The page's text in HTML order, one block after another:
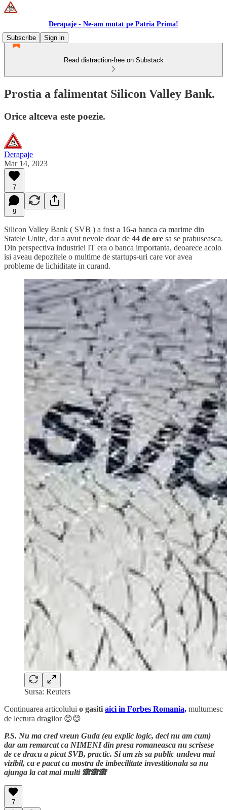
Derapaje - Ne-am mutat pe Patria Prima!
Subscribe
Sign in
Read distraction-free on Substack
Prostia a falimentat Silicon Valley Bank.
Orice altceva este poezie.
Derapaje
Mar 14, 2023
7
9
Silicon Valley Bank ( SVB ) a fost a 16-a banca ca marime din
Statele Unite, dar a avut nevoie doar de 44 de ore sa se prabuseasca.
Din perspectiva industriei IT era o banca importanta, deoarece acolo
isi aveau depozitele o multime de startups-uri care vor avea
probleme de lichiditate in curand.
Sursa: Reuters
Continuarea articolului o gasiti aici in Forbes Romania, multumesc
de lectura dragilor 😊😊
P.S. Nu ma cred vreun Guda (eu explic logic, deci nu am cum)
dar am remarcat ca NIMENI din presa romaneasca nu scrisese
de ce dracu a picat SVB, practic. Si am zis sa public undeva mai
vizibil, ca e pacat ca mostra de imbecilitate investitionala sa nu
ajunga la cat mai multi 🙈🙈🙈
7